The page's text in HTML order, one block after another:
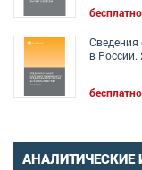
бесплатно
Сведения
в России.
бесплатно
АНАЛИТИЧЕСКИЕ